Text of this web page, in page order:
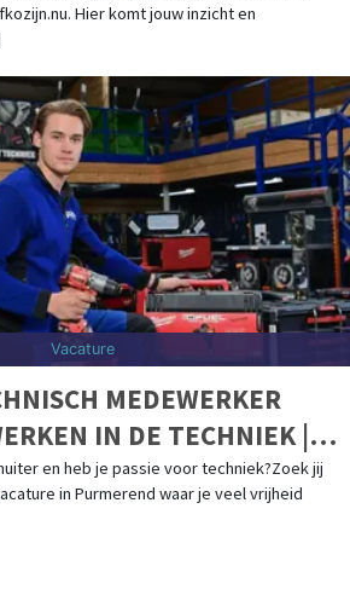
Hier komt jouw inzicht en
Vacature
MEDEWERKER
IN DE TECHNIEK |
en heb je passie voor techniek?Zoek jij
in Purmerend waar je veel vrijheid